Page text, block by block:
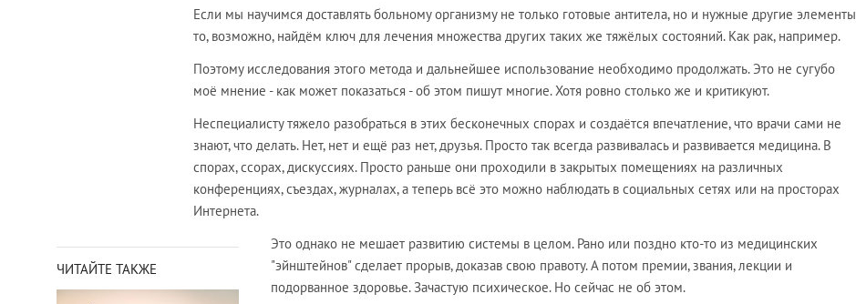
Если мы научимся доставлять больному организму не только готовые антитела, но и нужные другие
то, возможно, найдём ключ для лечения множества других таких же тяжёлых состояний. Как рак, например.
Поэтому исследования этого метода и дальнейшее использование необходимо продолжать. Это не сугубо
моё мнение - как может показаться - об этом пишут многие. Хотя ровно столько же и критикуют.
Неспециалисту тяжело разобраться в этих бесконечных спорах и создаётся впечатление, что врачи сами не
знают, что делать. Нет, нет и ещё раз нет, друзья. Просто так всегда развивалась и развивается медицина. В
спорах, ссорах, дискуссиях. Просто раньше они проходили в закрытых помещениях на различных
конференциях, съездах, журналах, а теперь всё это можно наблюдать в социальных сетях или на просторах
Интернета.
ЧИТАЙТЕ ТАКЖЕ
Это однако не мешает развитию системы в целом. Рано или поздно кто-то из медицинских
"эйнштейнов" сделает прорыв, доказав свою правоту. А потом премии, звания, лекции и
подорванное здоровье. Зачастую психическое. Но сейчас не об этом.